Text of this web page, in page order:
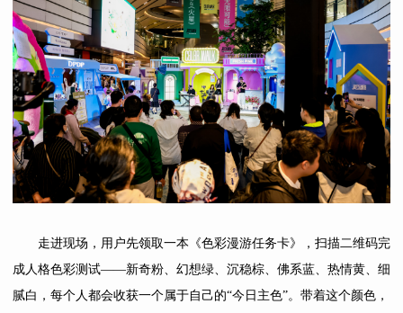
走进现场，用户先领取一本《色彩漫游任务卡》，扫描二维码完
成人格色彩测试——新奇粉、幻想绿、沉稳棕、佛系蓝、热情黄、细
腻白，每个人都会收获一个属于自己的“今日主色”。带着这个颜色，